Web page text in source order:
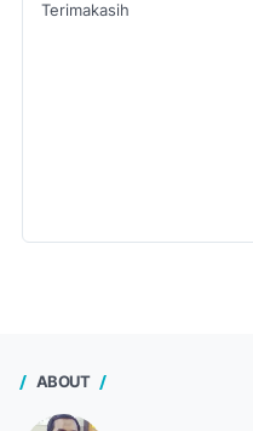
Terimakasih
ABOUT